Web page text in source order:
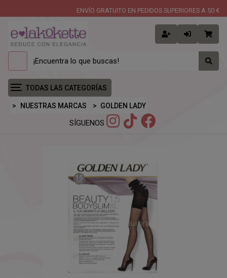
ENVÍO GRATUITO EN PEDIDOS SUPERIORES A 50 €
TODAS LAS CATEGORÍAS
NUESTRAS MARCAS GOLDEN LADY
SÍGUENOS